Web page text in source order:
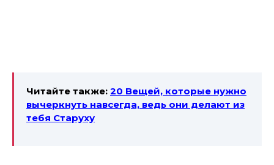
Читайте также: 20 Вещей, которые нужно
вычеркнуть навсегда, ведь они делают из
тебя Старуху